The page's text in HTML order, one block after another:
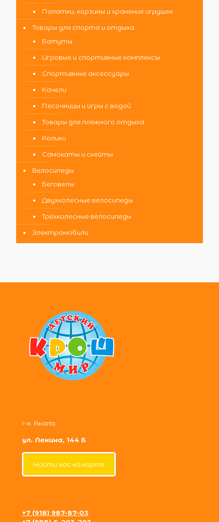
Палатки, корзины и хранение игрушек
Товары для спорта и отдыха
Батуты
Игровые и спортивные комплексы
Спортивные аксессуары
Качели
Песочницы и игры с водой
Товары для пляжного отдыха
Ролики
Самокаты и скейты
Велосипеды
Беговелы
Двухколесные велосипеды
Трехколесные велосипеды
Электромобили
г-к. Анапа
ул. Ленина, 144 Б
Найти нас на карте
+7 (918) 987-87-03